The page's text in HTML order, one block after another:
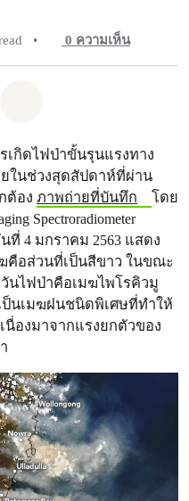
• 0 ความเห็น
กิดไฟป่าขั้นรุนแรงทาง
ยในช่วงสุดสัปดาห์ที่ผ่าน
ต้อง ภาพถ่ายที่บันทึก
โดย
Spectroradiometer
ที่ 4 มกราคม 2563 แสดง
คือส่วนที่เป็นสีขาว ในขณะ
นไฟป่าคือเมฆไพโรคิวมู
เป็นเมฆฝนชนิดพิเศษที่ทำให้
นื่องมาจากแรงยกตัวของ